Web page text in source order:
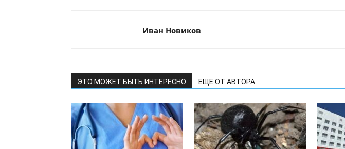
Иван Новиков
ЭТО МОЖЕТ БЫТЬ ИНТЕРЕСНО ЕЩЕ ОТ АВТОРА